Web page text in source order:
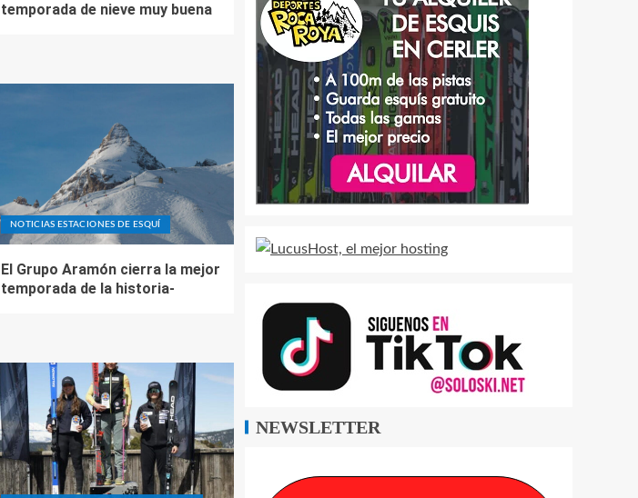
temporada de nieve muy buena
NOTICIAS ESTACIONES DE ESQUÍ
El Grupo Aramón cierra la mejor
temporada de la historia-
NEWSLETTER